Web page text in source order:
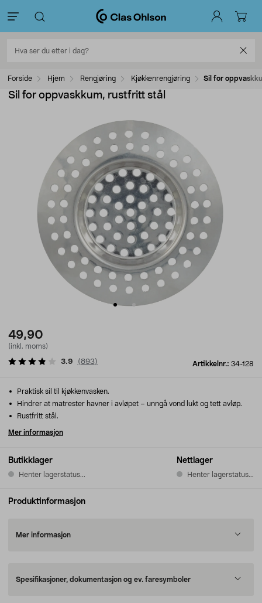
Forside Hjem Rengjøring Kjøkkenrengjøring Sil for
Sil for oppvaskkum, rustfritt stål
49,90
(inkl. moms)
Artikkelnr.: 34-128
3.9 (893)
Butikklager
Henter lagerstatus...
Nettlager
Henter lagerstatus...
Praktisk sil til kjøkkenvasken.
Hindrer at matrester havner i avløpet – unngå vond lukt og tett avløp.
Rustfritt stål.
Mer informasjon
Produktinformasjon
Mer informasjon
Spesifikasjoner, dokumentasjon og ev. faresymboler